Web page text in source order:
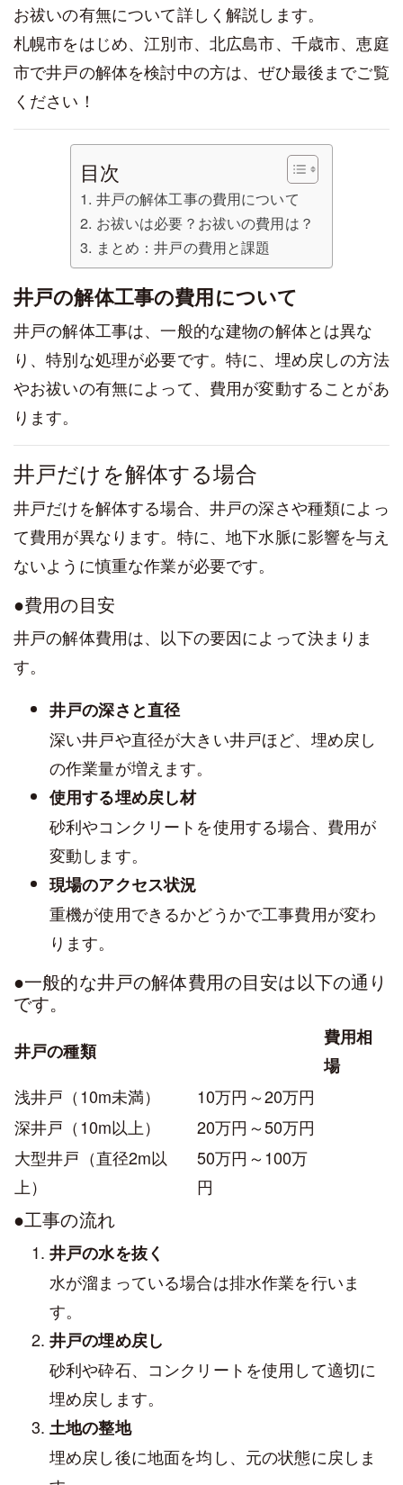
お祓いの有無について詳しく解説します。
札幌市をはじめ、江別市、北広島市、千歳市、恵庭
市で井戸の解体を検討中の方は、ぜひ最後までご覧
ください！
目次
井戸の解体工事の費用について
お祓いは必要？お祓いの費用は？
まとめ：井戸の費用と課題
井戸の解体工事の費用について
井戸の解体工事は、一般的な建物の解体とは異な
り、特別な処理が必要です。特に、埋め戻しの方法
やお祓いの有無によって、費用が変動することがあ
ります。
井戸だけを解体する場合
井戸だけを解体する場合、井戸の深さや種類によっ
て費用が異なります。特に、地下水脈に影響を与え
ないように慎重な作業が必要です。
●費用の目安
井戸の解体費用は、以下の要因によって決まりま
す。
井戸の深さと直径
深い井戸や直径が大きい井戸ほど、埋め戻し
の作業量が増えます。
使用する埋め戻し材
砂利やコンクリートを使用する場合、費用が
変動します。
現場のアクセス状況
重機が使用できるかどうかで工事費用が変わ
ります。
●一般的な井戸の解体費用の目安は以下の通り
です。
井戸の種類
費用相
場
浅井戸（10m未満）
10万円～20万円
深井戸（10m以上）
20万円～50万円
大型井戸（直径2m以
上）
50万円～100万
円
●工事の流れ
井戸の水を抜く
水が溜まっている場合は排水作業を行いま
す。
井戸の埋め戻し
砂利や砕石、コンクリートを使用して適切に
埋め戻します。
土地の整地
埋め戻し後に地面を均し、元の状態に戻しま